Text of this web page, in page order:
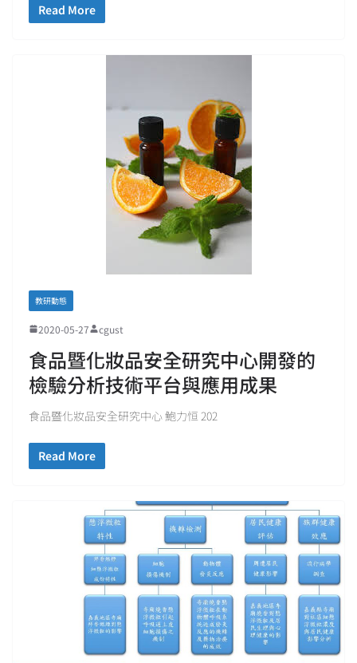
Read More
教研動態
2020-05-27 cgust
食品暨化妝品安全研究中心開發的
檢驗分析技術平台與應用成果
食品暨化妝品安全研究中心 鮑力恒 202
Read More